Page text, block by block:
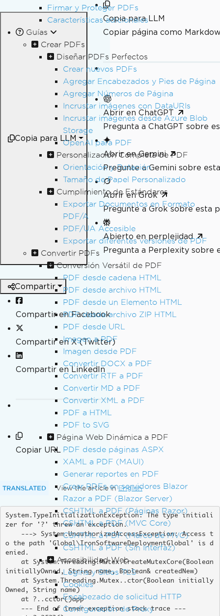
Firmar y Proteger PDFs
Características adicionales
Guías
Crear PDFs
Diseñar PDFs Perfectos
Crear nuevos PDFs
Agregar Encabezados y Pies de Página
Agregar Números de Página
Incrustar imágenes con DataURIs
Incrustar imágenes desde Azure Blob
Storage
OpenAI para PDF
Personalización Completa de PDF
Orientación y Rotación
Tamaño de Papel Personalizado
Cumplimiento de Estándares
Exportar Documentos en Formato
PDF/A
PDF/UA Accesible
Exportar diferentes versiones de PDF
Convertir PDFs
Conversión Versátil de PDF
PDF desde cadena HTML
PDF desde archivo HTML
PDF desde un Elemento HTML
PDF desde archivo ZIP HTML
PDF desde URL
Imagen a PDF
Imagen desde PDF
Convertir DOCX a PDF
Convertir RTF a PDF
Convertir MD a PDF
Convertir XML a PDF
PDF a HTML
PDF to SVG
Página Web Dinámica a PDF
PDF desde páginas ASPX
XAML a PDF (MAUI)
Generar reportes en PDF
Crear PDFs en servidores Blazor
Razor a PDF (Blazor Server)
CSHTML a PDF (Páginas Razor)
CSHTML a PDF (MVC Core)
CSHTML a PDF (Marco de MVC)
CSHTML a PDF (Sin Interfaz)
Accesibilidad Web
Logins y Sitios TLS
Cookies
Encabezado de solicitud HTTP
Configuración de Proxy
Copia para LLM
Copia para LLM
Copiar página como
Abrir en ChatGPT
Pregunta a ChatGPT sobre
Abrir en Gemini
Pregunte a Gemini sobre
Abrir en Grok
Pregunte a Grok sobre esta
Abierto en perplejidad
Pregunta a Perplexity sobre
Compartir
Compartir en Facebook
Compartir en X (Twitter)
Compartir en LinkedIn
Copiar URL
TRANSLATED View the article inEnglish
System.TypeInitializationException: The type initiali
zer for '?' threw an exception.
o the path 'Global\IronSoftwareDeploymentGlobal' is d
enied.
initiallyOwned, String name, Boolean& createdNew)
Owned, String name)